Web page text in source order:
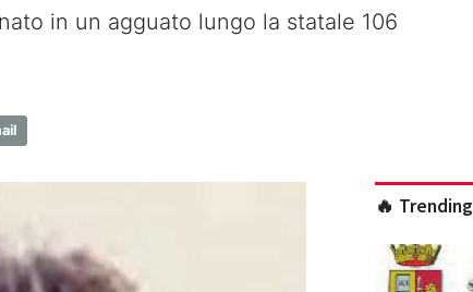
in un agguato lungo la statale 106
🔥 Trending